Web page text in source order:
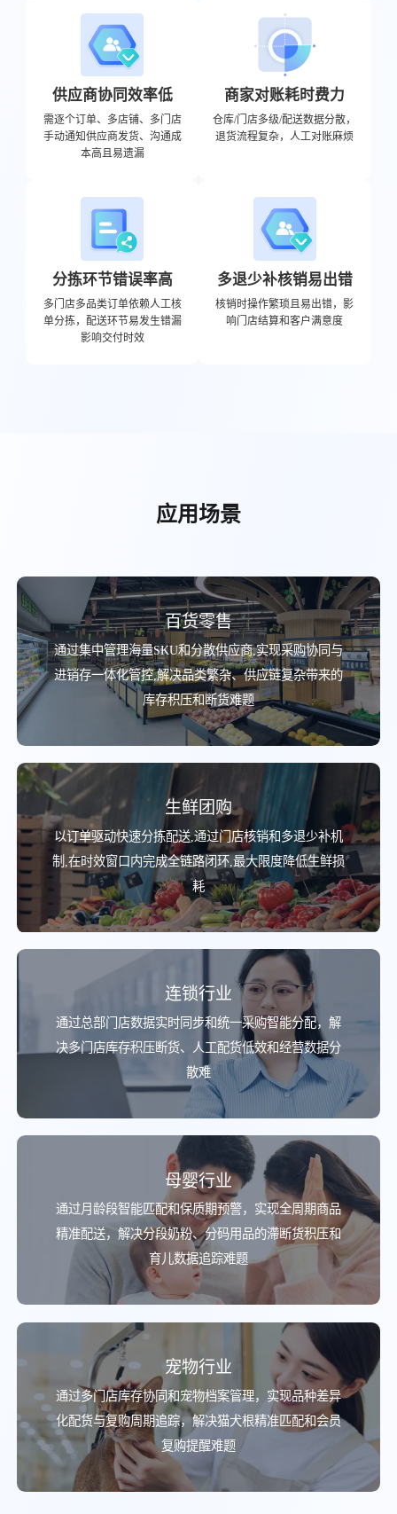
供应商协同效率低
需逐个订单、多店铺、多门店
手动通知供应商发货、沟通成
本高且易遗漏
商家对账耗时费力
仓库/门店多级/配送数据分散，
退货流程复杂，人工对账麻烦
分拣环节错误率高
多门店多品类订单依赖人工核
单分拣，配送环节易发生错漏
影响交付时效
多退少补核销易出错
核销时操作繁琐且易出错，影
响门店结算和客户满意度
应用场景
百货零售
通过集中管理海量SKU和分散供应商,实现采购协同与
进销存一体化管控,解决品类繁杂、供应链复杂带来的
库存积压和断货难题
生鲜团购
以订单驱动快速分拣配送,通过门店核销和多退少补机
制,在时效窗口内完成全链路闭环,最大限度降低生鲜损
耗
连锁行业
通过总部门店数据实时同步和统一采购智能分配，解
决多门店库存积压断货、人工配货低效和经营数据分
散难
母婴行业
通过月龄段智能匹配和保质期预警，实现全周期商品
精准配送，解决分段奶粉、分码用品的滯断货积压和
育儿数据追踪难题
宠物行业
通过多门店库存协同和宠物档案管理，实现品种差异
化配货与复购周期追踪，解决猫犬根精准匹配和会员
复购提醒难题